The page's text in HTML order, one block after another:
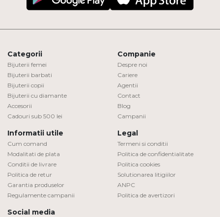
Categorii
Bijuterii femei
Bijuterii barbati
Bijuterii copii
Bijuterii cu diamante
Accesorii
Cadouri sub 500 lei
Companie
Despre noi
Cariere
Agentii
Contact
Blog
Campanii
Informatii utile
Cum comand
Modalitati de plata
Conditii de livrare
Politica de retur
Garantia produselor
Regulamente campanii
Legal
Termeni si conditii
Politica de confidentialitate
Politica cookies
Solutionarea litigiilor
ANPC
Politica de avertizori
Social media